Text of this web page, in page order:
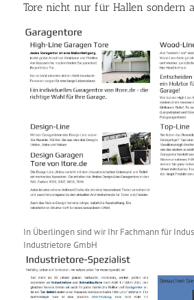
Tore nicht nur für Hallen sondern
In Überlingen sind wir Ihr Fachmann für
Industrietore GmbH